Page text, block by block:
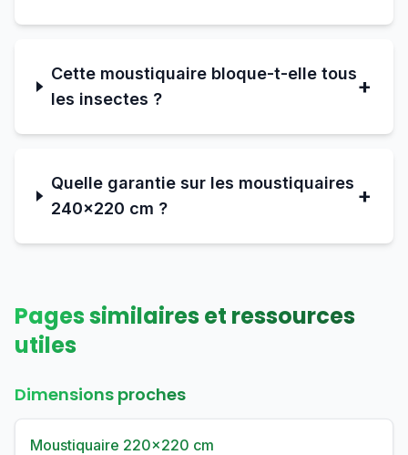
Cette moustiquaire bloque-t-elle tous
les insectes ?
+
Quelle garantie sur les moustiquaires
240×220 cm ?
+
Pages similaires et ressources
utiles
Dimensions proches
Moustiquaire 220×220 cm